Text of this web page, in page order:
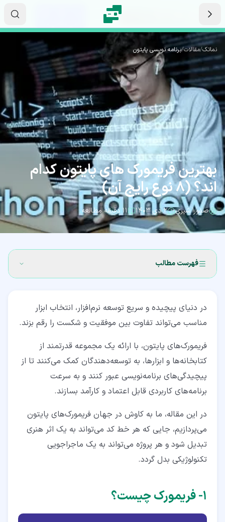
نماتک/مقالات/برنامه نویسی پایتون
بهترین فریمورک های پایتون کدام
اند؟ (8 نوع رایج آن)
صفورا شیری ۲ دی ۱۴۰۳ ۱۱ دقیقه مطالعه
فهرست مطالب
۲‏- انواع فریمورک‌ها
۳‏-‏۱‏- فریمورک Django
۳‏-‏۲‏- فریمورک Flask برای پایتون
۳‏-‏۳‏- فریمورک Pyramid
۳‏-‏۴‏- فریمورک Tornado
۳‏-‏۶‏- فریمورک web2py
۳‏-‏۸‏- فریمورک CherryPy
۴‏- کدام یک از فریمورک های پایتون بهتر است؟
در دنیای پیچیده و سریع توسعه نرم‌افزار، انتخاب ابزار
مناسب می‌تواند تفاوت بین موفقیت و شکست را رقم بزند.
فریمورک‌های پایتون، با ارائه یک مجموعه قدرتمند از
کتابخانه‌ها و ابزارها، به توسعه‌دهندگان کمک می‌کنند تا از
پیچیدگی‌های برنامه‌نویسی عبور کنند و به سرعت
برنامه‌های کاربردی قابل اعتماد و کارآمد بسازند.
در این مقاله، ما به کاوش در جهان فریمورک‌های پایتون
می‌پردازیم، جایی که هر خط کد می‌تواند به یک اثر هنری
تبدیل شود و هر پروژه می‌تواند به یک ماجراجویی
تکنولوژیکی بدل گردد.
۱‏- فریمورک چیست؟